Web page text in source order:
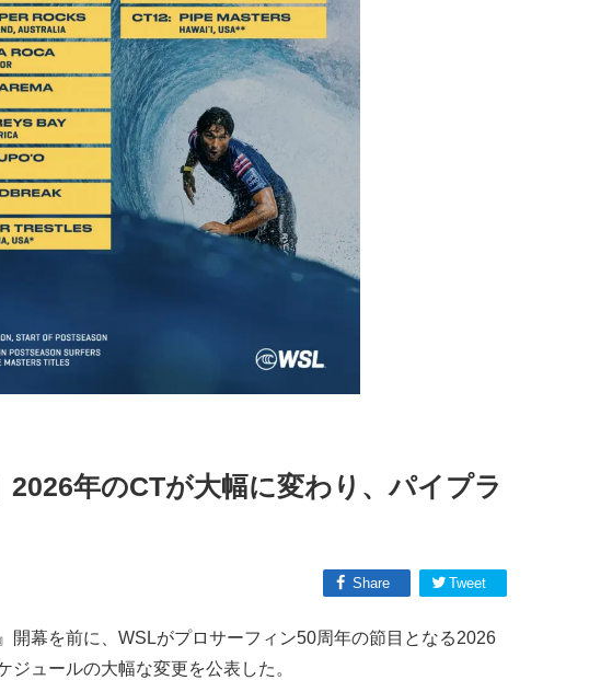
2026年のCTが大幅に変わり、パイプラ
Tweet
Share
開幕を前に、WSLがプロサーフィン50周年の節目となる2026
ュールの大幅な変更を公表した。